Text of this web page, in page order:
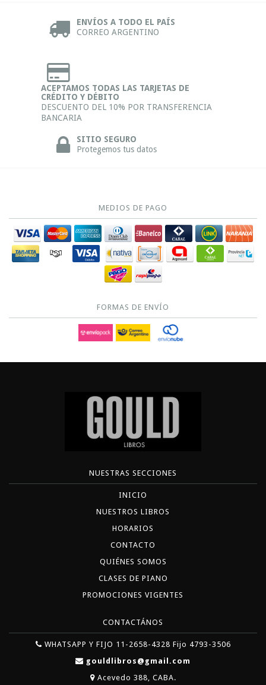
ENVÍOS A TODO EL PAÍS
CORREO ARGENTINO
ACEPTAMOS TODAS LAS TARJETAS DE
CRÉDITO Y DÉBITO
DESCUENTO DEL 10% POR TRANSFERENCIA
BANCARIA
SITIO SEGURO
Protegemos tus datos
MEDIOS DE PAGO
FORMAS DE ENVÍO
NUESTRAS SECCIONES
INICIO
NUESTROS LIBROS
HORARIOS
CONTACTO
QUIÉNES SOMOS
CLASES DE PIANO
PROMOCIONES VIGENTES
CONTACTÁNOS
WHATSAPP Y FIJO 11-2658-4328 Fijo 4793-3506
gouldlibros@gmail.com
Acevedo 388, CABA.